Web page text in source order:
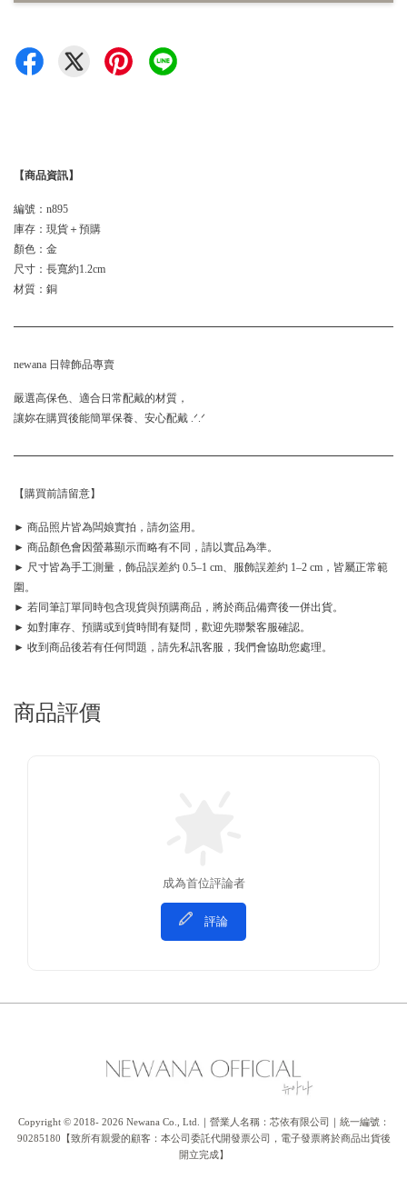
【商品資訊】
編號：n895
庫存：現貨＋預購
顏色：金
尺寸：長寬約1.2cm
材質：銅
newana 日韓飾品專賣
嚴選高保色、適合日常配戴的材質，
讓妳在購買後能簡單保養、安心配戴 .ᐟ.ᐟ
【購買前請留意】
► 商品照片皆為闆娘實拍，請勿盜用。
► 商品顏色會因螢幕顯示而略有不同，請以實品為準。
► 尺寸皆為手工測量，飾品誤差約 0.5–1 cm、服飾誤差約 1–2 cm，皆屬正常範
圍。
► 若同筆訂單同時包含現貨與預購商品，將於商品備齊後一併出貨。
► 如對庫存、預購或到貨時間有疑問，歡迎先聯繫客服確認。
► 收到商品後若有任何問題，請先私訊客服，我們會協助您處理。
商品評價
成為首位評論者
評論
Copyright © 2018- 2026 Newana Co., Ltd.｜營業人名稱：芯依有限公司｜統一編號：
90285180【致所有親愛的顧客：本公司委託代開發票公司，電子發票將於商品出貨後
開立完成】